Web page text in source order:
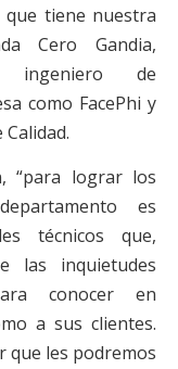
que tiene nuestra
Cero Gandia,
de
como FacePhi y
“para lograr los
es
técnicos que,
las inquietudes
conocer en
a sus clientes.
que les podremos